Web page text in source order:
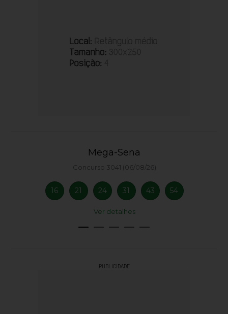
Mega-Sena
Concurso 3041 (06/08/26)
16 21 24 31 43 54
Ver detalhes
PUBLICIDADE